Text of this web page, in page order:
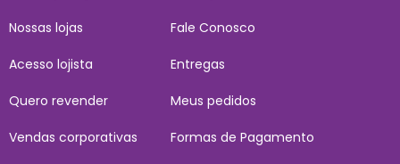
Nossas lojas
Acesso lojista
Quero revender
Vendas corporativas
Fale Conosco
Entregas
Meus pedidos
Formas de Pagamento